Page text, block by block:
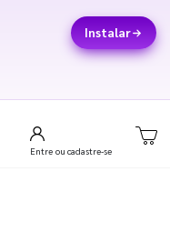
Instalar
Entre ou cadastre-se